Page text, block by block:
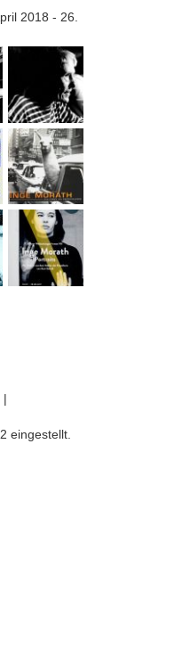
2018 - 26.
|
eingestellt.